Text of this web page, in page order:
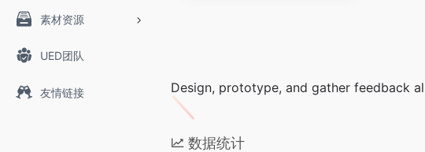
素材资源
UED团队
友情链接 Design, prototype, and gather feedback
数据统计